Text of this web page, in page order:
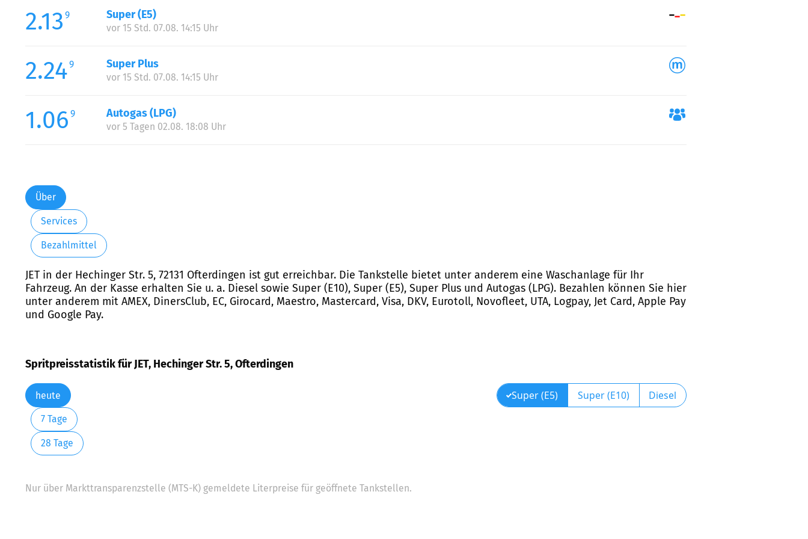
2.13 9 Super (E5)
vor 15 Std. 07.08. 14:15 Uhr
2.249 Super Plus
vor 15 Std. 07.08. 14:15 Uhr
1.06 9 Autogas (LPG)
vor 5 Tagen 02.08. 18:08 Uhr
Über
Services
Bezahlmittel
JET in der Hechinger Str. 5, 72131 Ofterdingen ist gut erreichbar. Die Tankstelle bietet unter anderem eine Waschanlage für Ihr
Fahrzeug. An der Kasse erhalten Sie u. a. Diesel sowie Super (E10), Super (E5), Super Plus und Autogas (LPG). Bezahlen können Sie hier
unter anderem mit AMEX, DinersClub, EC, Girocard, Maestro, Mastercard, Visa, DKV, Eurotoll, Novofleet, UTA, Logpay, Jet Card, Apple Pay
und Google Pay.
Spritpreisstatistik für JET, Hechinger Str. 5, Ofterdingen
heute
7 Tage
28 Tage
Super (E5) Super (E10) Diesel
Nur über Markttransparenzstelle (MTS-K) gemeldete Literpreise für geöffnete Tankstellen.